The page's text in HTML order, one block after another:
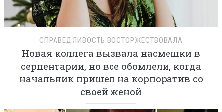
СПРАВЕДЛИВОСТЬ ВОСТОРЖЕСТВОВАЛА
Новая коллега вызвала насмешки в
серпентарии, но все обомлели, когда
начальник пришел на корпоратив со
своей женой